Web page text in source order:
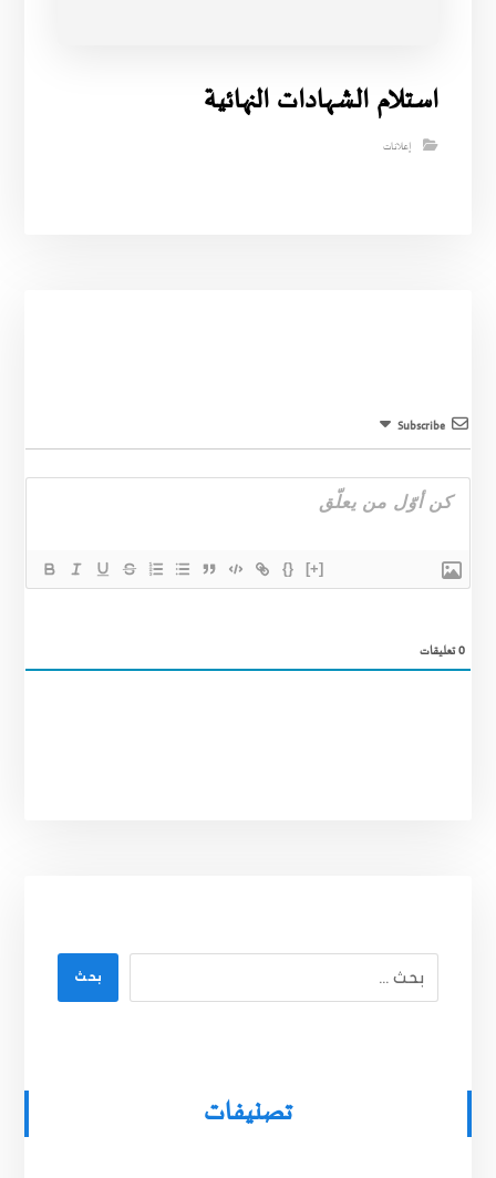
استلام الشهادات النهائية
إعلانات
Subscribe
{} [+]
0تعليقات
بحث
تصنيفات